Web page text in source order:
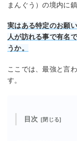
まんぐう）の境内に
実はある特定のお願
人が訪れる事で有名
うか。
ここでは、最強と言
す。
目次